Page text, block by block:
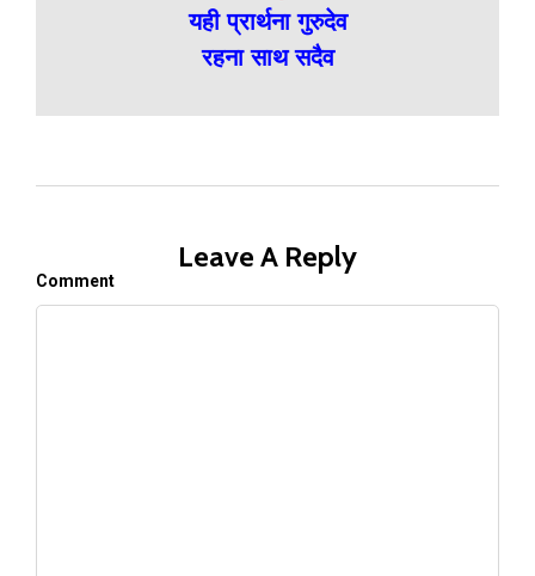
यही प्रार्थना गुरुदेव
रहना साथ सदैव
Leave A Reply
Comment